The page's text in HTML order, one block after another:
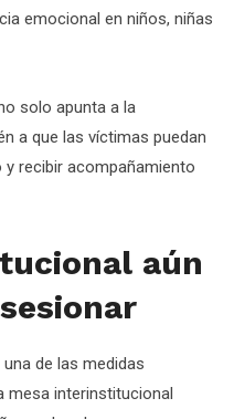
emocional en niños, niñas
solo apunta a la
a que las víctimas puedan
recibir acompañamiento
aún
de las medidas
mesa interinstitucional